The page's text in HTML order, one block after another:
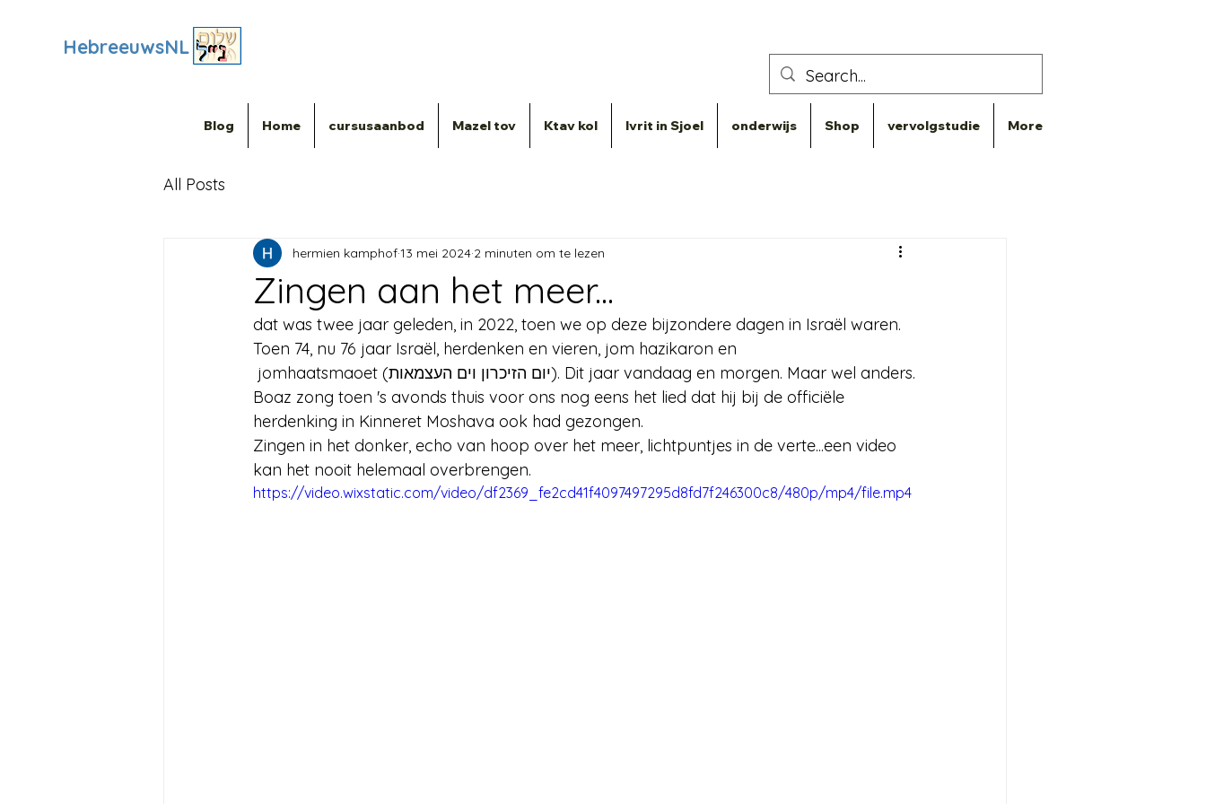
HebreeuwsNL
Blog Home cursusaanbod Mazel tov Ktav kol Ivrit in Sjoel onderwijs Shop vervolgstudie More
All Posts
Zingen aan het meer...
hermien kamphof13 mei 2024 2 minuten om te lezen
dat was twee jaar geleden, in 2022, toen we op deze bijzondere dagen in Israël waren.
Toen 74, nu 76 jaar Israël, herdenken en vieren, jom hazikaron en
jomhaatsmaoet (יום הזיכרון וים העצמאות). Dit jaar vandaag en morgen. Maar wel anders.
Boaz zong toen 's avonds thuis voor ons nog eens het lied dat hij bij de officiële
herdenking in Kinneret Moshava ook had gezongen.
Zingen in het donker, echo van hoop over het meer, lichtpuntjes in de verte...een video
kan het nooit helemaal overbrengen.
https://video.wixstatic.com/video/df2369_fe2cd41f4097497295d8fd7f246300c8/480p/mp4/file.mp4